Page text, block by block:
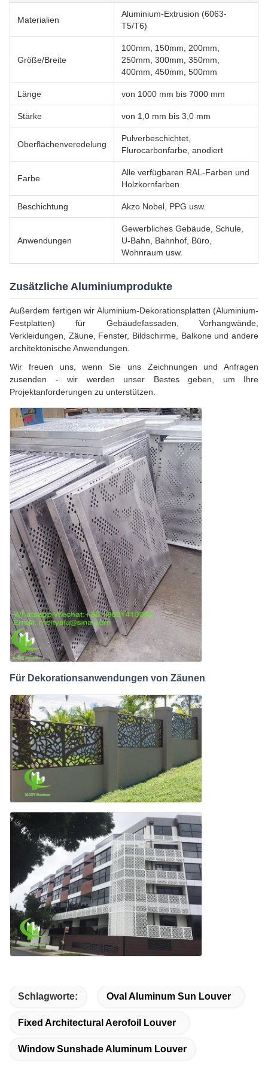
Materialien
Aluminium-Extrusion (6063-
T5/T6)
Größe/Breite
100mm, 150mm, 200mm,
250mm, 300mm, 350mm,
400mm, 450mm, 500mm
Länge von 1000 mm bis 7000 mm
Stärke von 1,0 mm bis 3,0 mm
Oberflächenveredelung
Pulverbeschichtet,
Flurocarbonfarbe, anodiert
Farbe
Alle verfügbaren RAL-Farben und
Holzkornfarben
Beschichtung Akzo Nobel, PPG usw.
Anwendungen
Gewerbliches Gebäude, Schule,
U-Bahn, Bahnhof, Büro,
Wohnraum usw.
Zusätzliche Aluminiumprodukte
Außerdem fertigen wir Aluminium-Dekorationsplatten (Aluminium-
Festplatten) für Gebäudefassaden, Vorhangwände,
Verkleidungen, Zäune, Fenster, Bildschirme, Balkone und andere
architektonische Anwendungen.
Wir freuen uns, wenn Sie uns Zeichnungen und Anfragen
zusenden - wir werden unser Bestes geben, um Ihre
Projektanforderungen zu unterstützen.
Für Dekorationsanwendungen von Zäunen
Schlagworte: Oval Aluminum Sun Louver
Fixed Architectural Aerofoil Louver
Window Sunshade Aluminum Louver